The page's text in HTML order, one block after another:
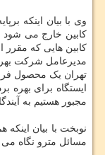
وی با بیان اینکه
کابین خارج می شود
کابین هایی که مقرر
مدیرعامل شرکت
ایستگاه برای بهره
مجبور هستیم به
نوبخت با بیان
مسائل مترو نگاه می